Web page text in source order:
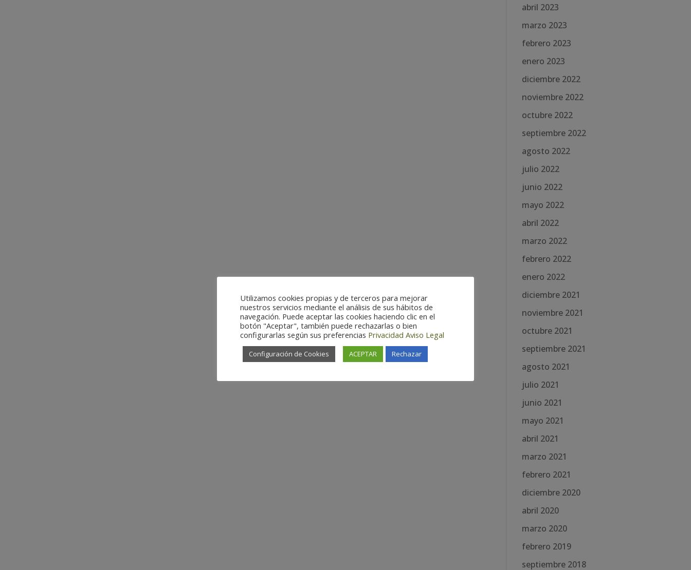
abril 2023
marzo 2023
febrero 2023
enero 2023
diciembre 2022
noviembre 2022
octubre 2022
septiembre 2022
agosto 2022
julio 2022
junio 2022
mayo 2022
abril 2022
marzo 2022
febrero 2022
enero 2022
diciembre 2021
noviembre 2021
octubre 2021
septiembre 2021
agosto 2021
julio 2021
junio 2021
mayo 2021
abril 2021
marzo 2021
febrero 2021
diciembre 2020
abril 2020
marzo 2020
febrero 2019
septiembre 2018
Utilizamos cookies propias y de terceros para mejorar
nuestros servicios mediante el análisis de sus hábitos de
navegación. Puede aceptar las cookies haciendo clic en el
botón "Aceptar", también puede rechazarlas o bien
configurarlas según sus preferencias Privacidad Aviso Legal
Configuración de Cookies ACEPTAR Rechazar